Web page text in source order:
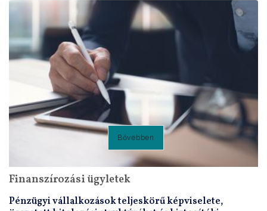
Bővebben
Finanszírozási ügyletek
Pénzügyi vállalkozások teljeskörű képviselete,